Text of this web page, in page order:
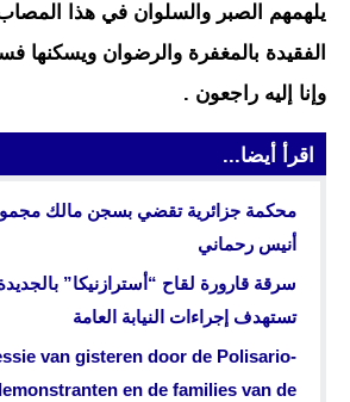
يلهمهم الصبر والسلوان في هذا
الفقيدة بالمغفرة والرضوان ويسكنها
وإنا إليه راجعون .
اقرأ أيضا...
محكمة جزائرية تقضي بسجن مالك مجموعة
أنيس رحماني
سرقة قارورة لقاح “أسترازنيكا”
تستهدف إجراءات النيابة العامة
van gisteren door de Polisario-
en de families van de